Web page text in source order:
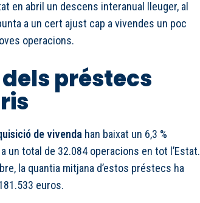
en abril un descens interanual lleuger, al
a un cert ajust cap a vivendes un poc
operacions.
préstecs
de vivenda han baixat un 6,3 %
un total de 32.084 operacions en tot l’Estat.
la quantia mitjana d’estos préstecs ha
euros.